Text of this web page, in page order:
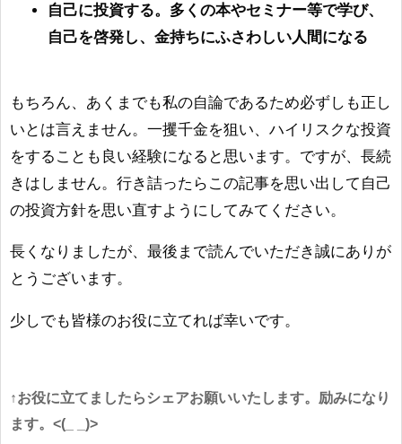
自己に投資する。多くの本やセミナー等で学び、
自己を啓発し、金持ちにふさわしい人間になる
もちろん、あくまでも私の自論であるため必ずしも正し
いとは言えません。一攫千金を狙い、ハイリスクな投資
をすることも良い経験になると思います。ですが、長続
きはしません。行き詰ったらこの記事を思い出して自己
の投資方針を思い直すようにしてみてください。
長くなりましたが、最後まで読んでいただき誠にありが
とうございます。
少しでも皆様のお役に立てれば幸いです。
↑お役に立てましたらシェアお願いいたします。励みになり
ます。<(_ _)>